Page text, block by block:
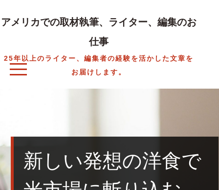
content
アメリカでの取材執筆、ライター、編集のお
仕事
25年以上のライター、編集者の経験を活かした文章を
お届けします。
新しい発想の洋食で